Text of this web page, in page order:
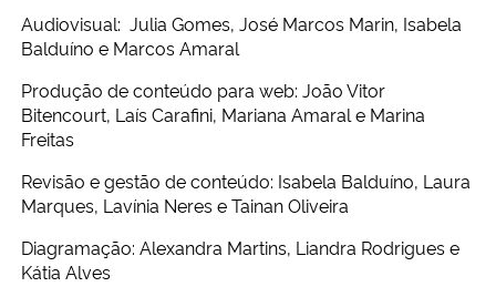
Audiovisual: Julia Gomes, José Marcos Marin, Isabela
Balduíno e Marcos Amaral
Produção de conteúdo para web: João Vitor
Bitencourt, Laís Carafini, Mariana Amaral e Marina
Freitas
Revisão e gestão de conteúdo: Isabela Balduíno, Laura
Marques, Lavínia Neres e Tainan Oliveira
Diagramação: Alexandra Martins, Liandra Rodrigues e
Kátia Alves